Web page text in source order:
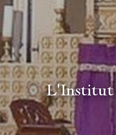
L'Institut